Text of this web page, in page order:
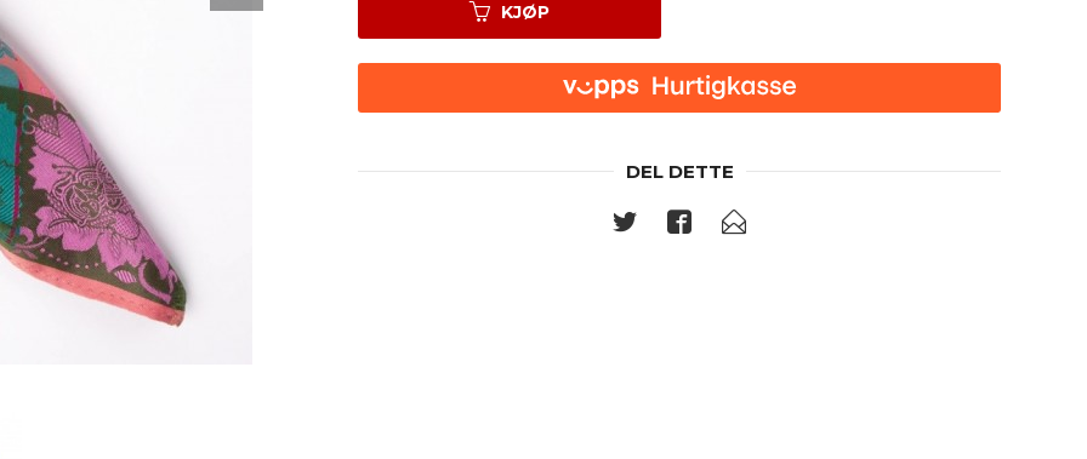
KJØP
DEL DETTE